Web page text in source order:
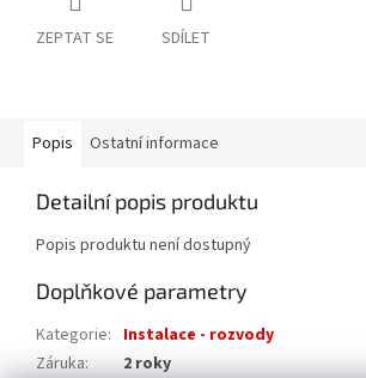
ZEPTAT SE SDÍLET
Popis Ostatní informace
Detailní popis produktu
Popis produktu není dostupný
Doplňkové parametry
Kategorie: Instalace - rozvody
Záruka:
2 roky